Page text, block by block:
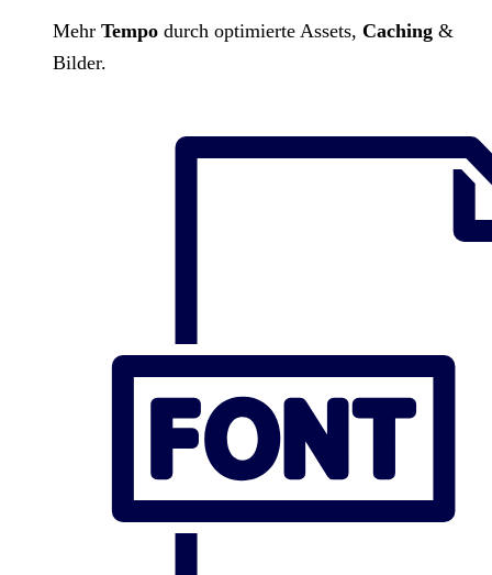
Mehr Tempo durch optimierte Assets, Caching &
Bilder.